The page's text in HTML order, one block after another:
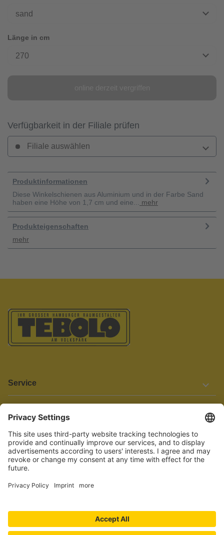
sand
Länge in cm
270
Verfügbarkeit in der Filiale prüfen
Filiale auswählen
Produktinformationen
Diese Winkelschienen aus Aluminium und in der Farbe Sand
haben eine Höhe von 1,7 cm und eine...
mehr
Produkteigenschaften
mehr
Service
Informationen
Barrierefreiheit
Wir bemühen uns, unsere Website barrierefrei zu gestalten.
Einige Inhalte und Funktionen sind derzeit jedoch noch nicht
vollständig zugänglich. Wenn Sie auf Barrieren stoßen oder Hilfe
benötigen, kontaktieren Sie uns bitte unter service[at]knutzen.de.
Vertrag widerrufen
© 2026 TEBOLO